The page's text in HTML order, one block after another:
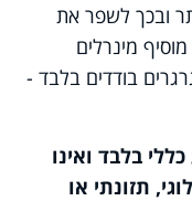
ובכך לשפר את
מינרלים
בודדים בלבד -
בלבד ואינו
תזונתי או